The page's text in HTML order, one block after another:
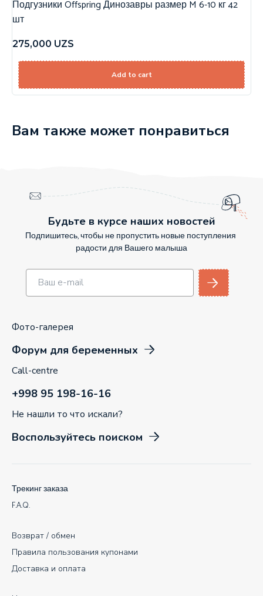
Подгузники Offspring Динозавры размер M 6-10 кг 42
шт
275,000 UZS
Add to cart
Вам также может понравиться
Будьте в курсе наших новостей
Подпишитесь, чтобы не пропустить новые поступления
радости для Вашего малыша
Фото-галерея
Форум для беременных
Call-centre
+998 95 198-16-16
Не нашли то что искали?
Воспользуйтесь поиском
Возврат / обмен
Правила пользования купонами
Доставка и оплата
Трекинг заказа
F.A.Q.